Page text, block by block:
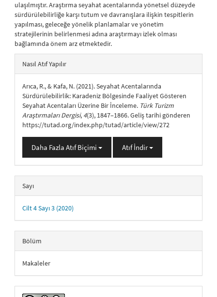
ulaşılmıştır. Araştırma seyahat acentalarında yönetsel düzeyde
sürdürülebilirliğe karşı tutum ve davranışlara ilişkin tespitlerin
yapılması, geleceğe yönelik planlamalar ve yönetim
stratejilerinin belirlenmesi adına araştırmayı izlek olması
bağlamında önem arz etmektedir.
##plugins.themes.bootstrap3.article.details##
Nasıl Atıf Yapılır
Arıca, R., & Kafa, N. (2021). Seyahat Acentalarında
Sürdürülebilirlik: Karadeniz Bölgesinde Faaliyet Gösteren
Seyahat Acentaları Üzerine Bir İnceleme. Türk Turizm
Araştırmaları Dergisi, 4(3), 1847–1866. Geliş tarihi gönderen
https://tutad.org/index.php/tutad/article/view/272
Daha Fazla Atıf Biçimi Atıf İndir
Sayı
Cilt 4 Sayı 3 (2020)
Bölüm
Makaleler